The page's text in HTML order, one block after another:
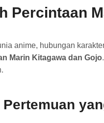
Percintaan
anime, hubungan
Marin Kitagawa dan Gojo
Pertemuan